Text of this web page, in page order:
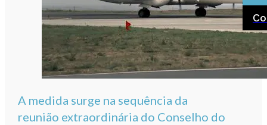
A medida surge na sequência da
reunião extraordinária do Conselho do